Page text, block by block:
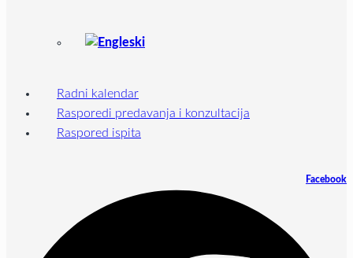
Radni kalendar
Rasporedi predavanja i konzultacija
Raspored ispita
Facebook